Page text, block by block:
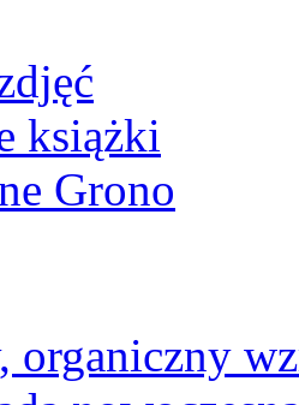
książki
Grono
organiczny